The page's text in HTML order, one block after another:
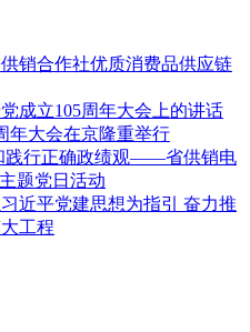
销合作社优质消费品供应链
成立105周年大会上的讲话
年大会在京隆重举行
践行正确政绩观——省供销电
题党日活动
近平党建思想为指引 奋力推
工程